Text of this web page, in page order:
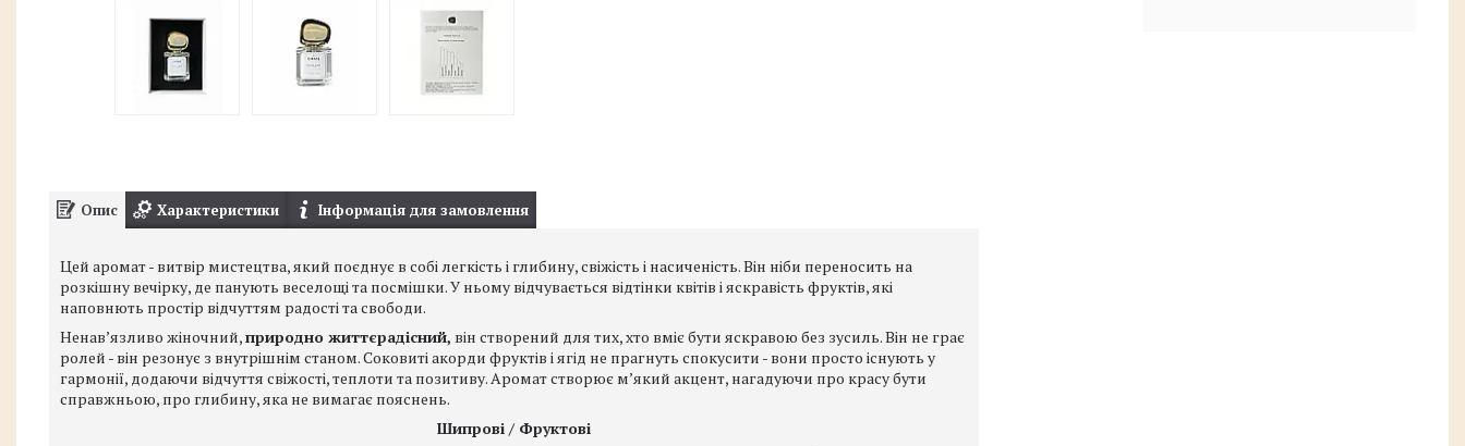
Опис Характеристики Інформація для замовлення
Цей аромат - витвір мистецтва, який поєднує в собі легкість і глибину, свіжість і насиченість. Він ніби переносить на
розкішну вечірку, де панують веселощі та посмішки. У ньому відчувається відтінки квітів і яскравість фруктів, які
наповнють простір відчуттям радості та свободи.
Ненав’язливо жіночний,природно життєрадісний, він створений для тих, хто вміє бути яскравою без зусиль. Він не грає
ролей - він резонує з внутрішнім станом. Соковиті акорди фруктів і ягід не прагнуть спокусити - вони просто існують у
гармонії, додаючи відчуття свіжості, теплоти та позитиву. Аромат створює м’який акцент, нагадуючи про красу бути
справжньою, про глибину, яка не вимагає пояснень.
Шипрові / Фруктові